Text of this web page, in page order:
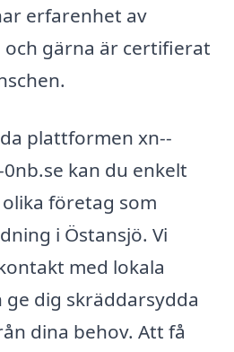
erfarenhet av
gärna är certifierat
plattformen xn--
kan du enkelt
företag som
i Östansjö. Vi
med lokala
dig skräddarsydda
dina behov. Att få